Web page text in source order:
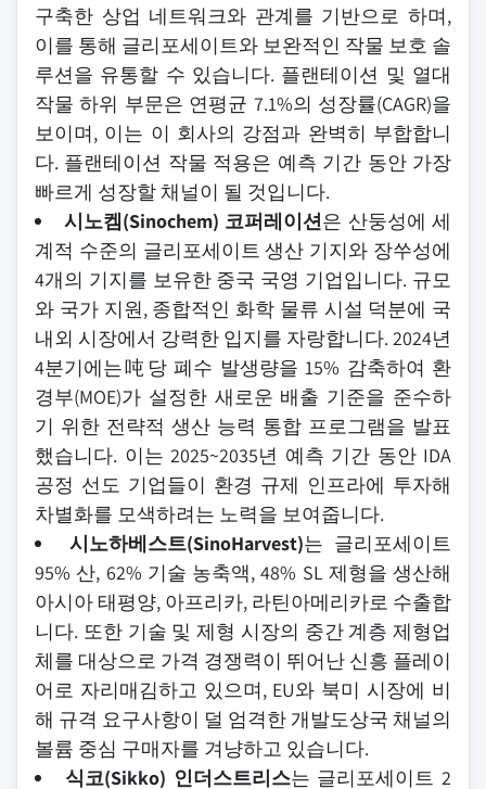
구축한 상업 네트워크와 관계를 기반으로 하며,
이를 통해 글리포세이트와 보완적인 작물 보호 솔
루션을 유통할 수 있습니다. 플랜테이션 및 열대
작물 하위 부문은 연평균 7.1%의 성장률(CAGR)을
보이며, 이는 이 회사의 강점과 완벽히 부합합니
다. 플랜테이션 작물 적용은 예측 기간 동안 가장
빠르게 성장할 채널이 될 것입니다.
시노켐(Sinochem) 코퍼레이션은 산둥성에 세
계적 수준의 글리포세이트 생산 기지와 장쑤성에
4개의 기지를 보유한 중국 국영 기업입니다. 규모
와 국가 지원, 종합적인 화학 물류 시설 덕분에 국
내외 시장에서 강력한 입지를 자랑합니다. 2024년
4분기에는吨당 폐수 발생량을 15% 감축하여 환
경부(MOE)가 설정한 새로운 배출 기준을 준수하
기 위한 전략적 생산 능력 통합 프로그램을 발표
했습니다. 이는 2025~2035년 예측 기간 동안 IDA
공정 선도 기업들이 환경 규제 인프라에 투자해
차별화를 모색하려는 노력을 보여줍니다.
시노하베스트(SinoHarvest)는 글리포세이트
95% 산, 62% 기술 농축액, 48% SL 제형을 생산해
아시아 태평양, 아프리카, 라틴아메리카로 수출합
니다. 또한 기술 및 제형 시장의 중간 계층 제형업
체를 대상으로 가격 경쟁력이 뛰어난 신흥 플레이
어로 자리매김하고 있으며, EU와 북미 시장에 비
해 규격 요구사항이 덜 엄격한 개발도상국 채널의
볼륨 중심 구매자를 겨냥하고 있습니다.
식코(Sikko) 인더스트리스는 글리포세이트 2